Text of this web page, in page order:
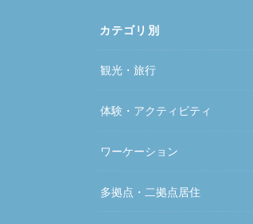
カテゴリ別
観光・旅行
体験・アクティビティ
ワーケーション
多拠点・二拠点居住